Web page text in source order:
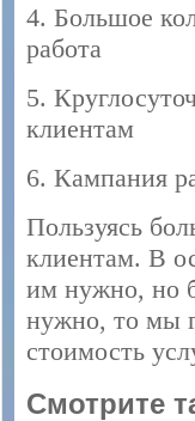
4. Большое
работа
5.
клиентам
6. Кампания
Пользуясь
клиентам. В
им нужно, но
нужно, то мы
стоимость
Смотрите